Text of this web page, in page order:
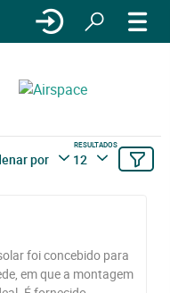
por
RESULTADOS
12
foi concebido para
em que a montagem